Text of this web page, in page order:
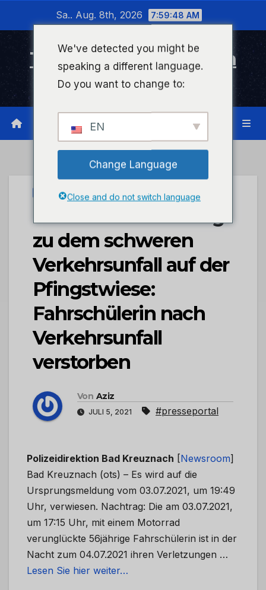
wechseln
Sa.. Aug. 8th, 2026 7:59:49 AM
Timeline Bad Kreuznach
Infonetzwerk für Bad Kreuznach
PRESSEPORTAL
POL-PDKH: Nachtrag
zu dem schweren
Verkehrsunfall auf der
Pfingstwiese:
Fahrschülerin nach
Verkehrsunfall
verstorben
Von Aziz
JULI 5, 2021 #presseportal
Polizeidirektion Bad Kreuznach [Newsroom]
Bad Kreuznach (ots) – Es wird auf die
Ursprungsmeldung vom 03.07.2021, um 19:49
Uhr, verwiesen. Nachtrag: Die am 03.07.2021,
um 17:15 Uhr, mit einem Motorrad
verunglückte 56jährige Fahrschülerin ist in der
Nacht zum 04.07.2021 ihren Verletzungen …
Lesen Sie hier weiter…
We've detected you might be
speaking a different language.
Do you want to change to:
EN
Change Language
Close and do not switch language